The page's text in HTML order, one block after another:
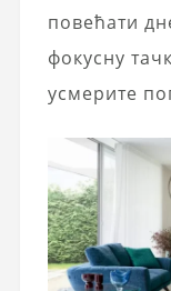
повећати
фокусну
усмерите